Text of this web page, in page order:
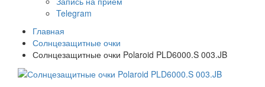
Telegram
Главная
Солнцезащитные очки
Солнцезащитные очки Polaroid PLD6000.S 003.JB